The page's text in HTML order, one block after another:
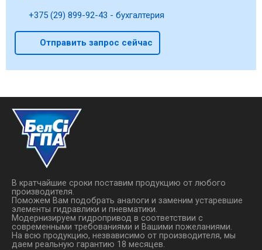
+375 (29) 899-92-43 - бухгалтерия
Отправить запрос сейчас
В кратчайшие сроки поставим продукцию от любого
производителя.
Поможем Вам подобрать аналоги и заменим устаревшие
элементы гидравлики и пневматики.
Модернизируем гидропривод в соответствии с
современными требованиями и Вашими пожеланиями.
На всю продукцию, незвависимо от производителя, мы
даем реальную гарантию 18 месяцев.